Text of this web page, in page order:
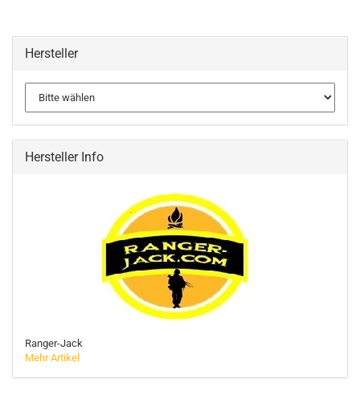
Hersteller
Hersteller Info
Ranger-Jack
Mehr Artikel